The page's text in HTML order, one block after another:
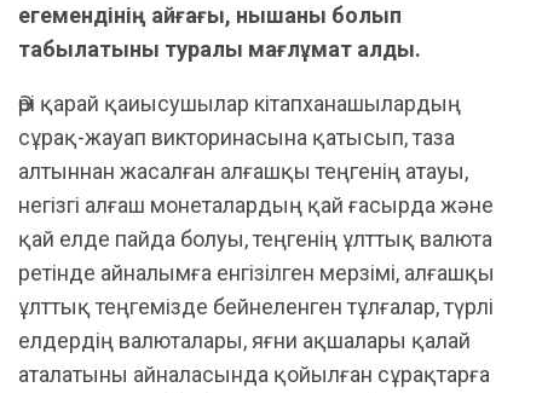
егемендінің айғағы, нышаны болып
табылатыны туралы мағлұмат алды.
Әрі қарай қаиысушылар кітапханашылардың
сұрақ-жауап викторинасына қатысып, таза
алтыннан жасалған алғашқы теңгенің атауы,
негізгі алғаш монеталардың қай ғасырда және
қай елде пайда болуы, теңгенің ұлттық валюта
ретінде айналымға енгізілген мерзімі, алғашқы
ұлттық теңгемізде бейнеленген тұлғалар, түрлі
елдердің валюталары, яғни ақшалары қалай
аталатыны айналасында қойылған сұрақтарға